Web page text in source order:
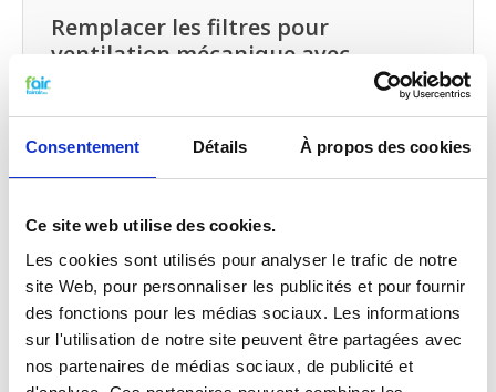
Consentement Détails À propos des cookies
Ce site web utilise des cookies.
Les cookies sont utilisés pour analyser le trafic de notre
site Web, pour personnaliser les publicités et pour fournir
des fonctions pour les médias sociaux. Les informations
sur l'utilisation de notre site peuvent être partagées avec
nos partenaires de médias sociaux, de publicité et
Remplacer les filtres pour
ventilation mécanique avec
récupération de chaleur et petit
Vous pouvez facilement remplacer et remettre les
filtres VMC de fairair AIRFLOW DUPLEX VENT 500
filter vous-même dans votre ventilation mécanique
Consulteznotre manuelpour remplacer votre filtre
pour ventilation mécanique avec récupération de
chaleur. Vous pouvez également faire
petit entretien vous-même en traitant votre
systèmede probiotiquesentre temps.